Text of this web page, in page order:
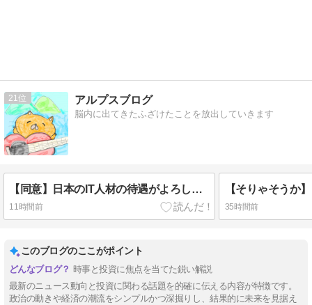
21 アルプスブログ
脳内に出てきたふざけたことを放出していきます
【同意】日本のIT人材の待遇がよろしくないだと？
11時間前 35時間前
このブログのここがポイント
時事と投資に焦点を当てた鋭い解説
最新のニュース動向と投資に関わる話題を的確に伝える内容が特徴です。
政治の動きや経済の潮流をシンプルかつ深掘りし、結果的に未来を見据え